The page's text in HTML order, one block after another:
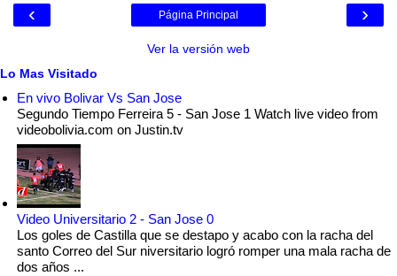
‹ ›
Página Principal
Ver la versión web
Lo Mas Visitado
En vivo Bolivar Vs San Jose
Segundo Tiempo Ferreira 5 - San Jose 1 Watch live video from
videobolivia.com on Justin.tv
Video Universitario 2 - San Jose 0
Los goles de Castilla que se destapo y acabo con la racha del
santo Correo del Sur niversitario logró romper una mala racha de
dos años ...